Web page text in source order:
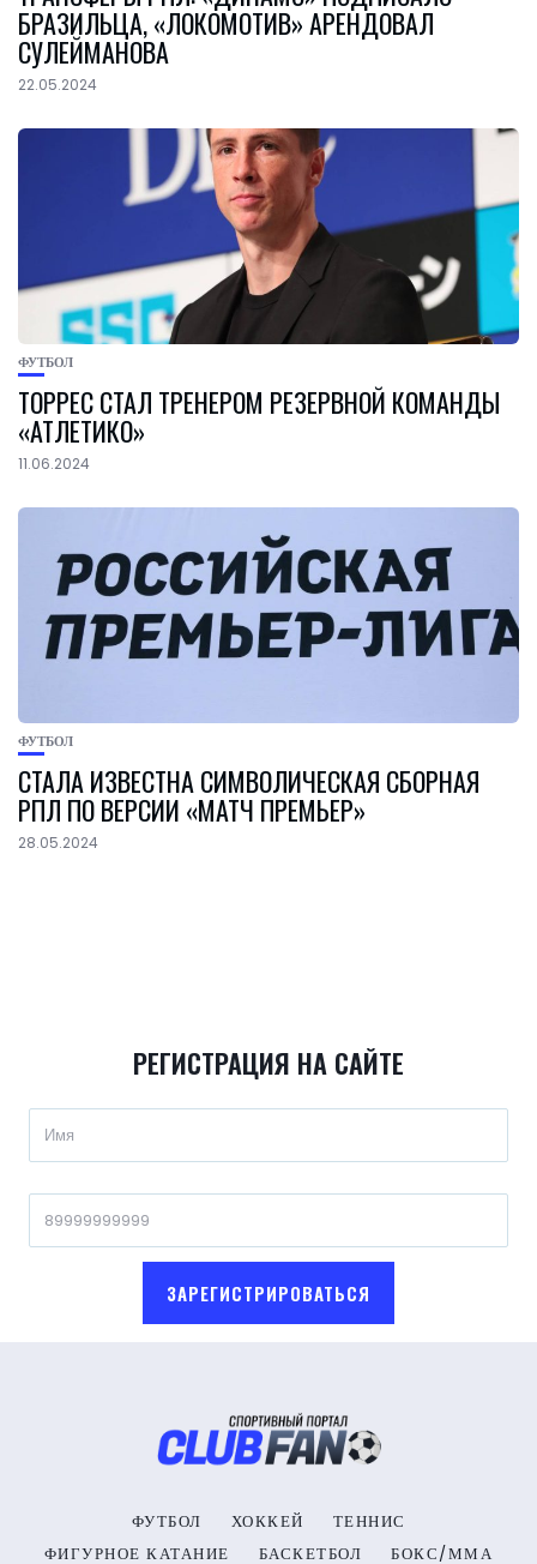
БРАЗИЛЬЦА, «ЛОКОМОТИВ» АРЕНДОВАЛ
СУЛЕЙМАНОВА
22.05.2024
ФУТБОЛ
ТОРРЕС СТАЛ ТРЕНЕРОМ РЕЗЕРВНОЙ КОМАНДЫ
«АТЛЕТИКО»
11.06.2024
ФУТБОЛ
СТАЛА ИЗВЕСТНА СИМВОЛИЧЕСКАЯ СБОРНАЯ
РПЛ ПО ВЕРСИИ «МАТЧ ПРЕМЬЕР»
28.05.2024
РЕГИСТРАЦИЯ НА САЙТЕ
ЗАРЕГИСТРИРОВАТЬСЯ
ФУТБОЛ ХОККЕЙ
ТЕННИС
ФИГУРНОЕ КАТАНИЕ
БАСКЕТБОЛ БОКС/ММА